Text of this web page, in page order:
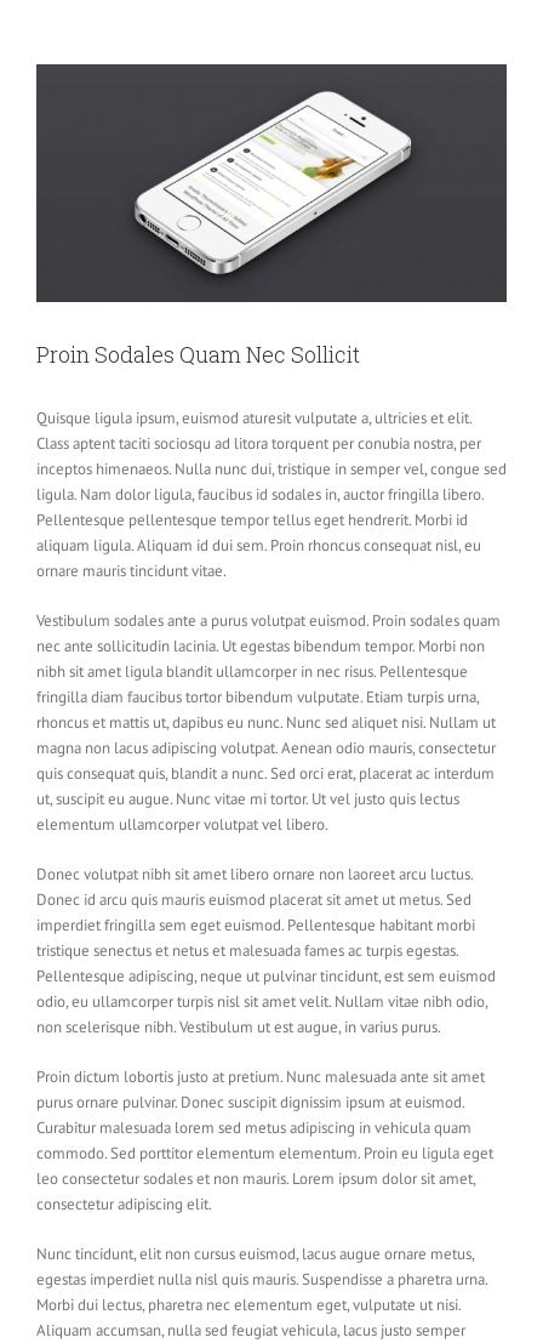
Proin Sodales Quam Nec Sollicit
Quisque ligula ipsum, euismod aturesit vulputate a, ultricies et elit.
Class aptent taciti sociosqu ad litora torquent per conubia nostra, per
inceptos himenaeos. Nulla nunc dui, tristique in semper vel, congue sed
ligula. Nam dolor ligula, faucibus id sodales in, auctor fringilla libero.
Pellentesque pellentesque tempor tellus eget hendrerit. Morbi id
aliquam ligula. Aliquam id dui sem. Proin rhoncus consequat nisl, eu
ornare mauris tincidunt vitae.
Vestibulum sodales ante a purus volutpat euismod. Proin sodales quam
nec ante sollicitudin lacinia. Ut egestas bibendum tempor. Morbi non
nibh sit amet ligula blandit ullamcorper in nec risus. Pellentesque
fringilla diam faucibus tortor bibendum vulputate. Etiam turpis urna,
rhoncus et mattis ut, dapibus eu nunc. Nunc sed aliquet nisi. Nullam ut
magna non lacus adipiscing volutpat. Aenean odio mauris, consectetur
quis consequat quis, blandit a nunc. Sed orci erat, placerat ac interdum
ut, suscipit eu augue. Nunc vitae mi tortor. Ut vel justo quis lectus
elementum ullamcorper volutpat vel libero.
Donec volutpat nibh sit amet libero ornare non laoreet arcu luctus.
Donec id arcu quis mauris euismod placerat sit amet ut metus. Sed
imperdiet fringilla sem eget euismod. Pellentesque habitant morbi
tristique senectus et netus et malesuada fames ac turpis egestas.
Pellentesque adipiscing, neque ut pulvinar tincidunt, est sem euismod
odio, eu ullamcorper turpis nisl sit amet velit. Nullam vitae nibh odio,
non scelerisque nibh. Vestibulum ut est augue, in varius purus.
Proin dictum lobortis justo at pretium. Nunc malesuada ante sit amet
purus ornare pulvinar. Donec suscipit dignissim ipsum at euismod.
Curabitur malesuada lorem sed metus adipiscing in vehicula quam
commodo. Sed porttitor elementum elementum. Proin eu ligula eget
leo consectetur sodales et non mauris. Lorem ipsum dolor sit amet,
consectetur adipiscing elit.
Nunc tincidunt, elit non cursus euismod, lacus augue ornare metus,
egestas imperdiet nulla nisl quis mauris. Suspendisse a pharetra urna.
Morbi dui lectus, pharetra nec elementum eget, vulputate ut nisi.
Aliquam accumsan, nulla sed feugiat vehicula, lacus justo semper